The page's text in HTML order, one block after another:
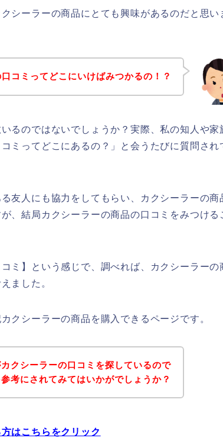
シーラーの商品にとても興味があるのだと思い
コミってどこにいけばみつかるの！？
るのではないでしょうか？実際、私の知人や家
ミってどこにあるの？」と会うたびに質問され
友人にも協力をしてもらい、カクシーラーの商
、結局カクシーラーの商品の口コミをみつける
ミ】という感じで、調べれば、カクシーラーの
ました。
クシーラーの商品を購入できるページです。
クシーラーの口コミを探しているので
考にされてみてはいかがでしょうか？
はこちらをクリック